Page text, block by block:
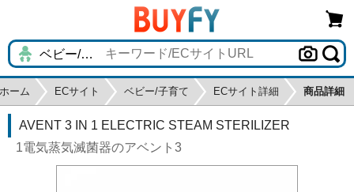
ホーム ECサイト ベビー/子育て ECサイト詳細 商品詳細
AVENT 3 IN 1 ELECTRIC STEAM STERILIZER
1電気蒸気滅菌器のアベント3